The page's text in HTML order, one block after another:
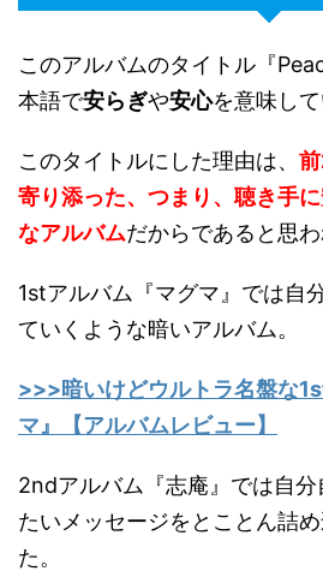
このアルバムのタイトル『
本語で安らぎや安心を意味して
このタイトルにした理由は、
寄り添った、つまり、聴き手
なアルバムだからであると思わ
1stアルバム『マグマ』では自
ていくような暗いアルバム。
>>>暗いけどウルトラ名盤な
マ』【アルバムレビュー】
2ndアルバム『志庵』では自分
たいメッセージをとことん詰
た。